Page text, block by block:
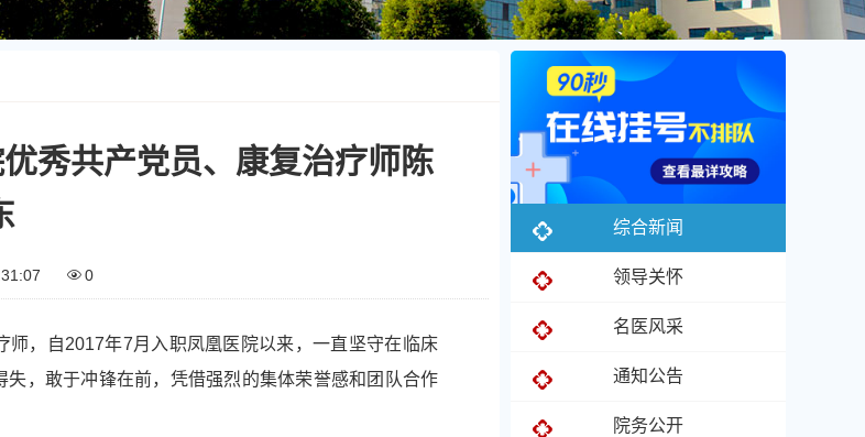
秀共产党员、康复治疗师陈
0
，自2017年7月入职凤凰医院以来，一直坚守在临床
，敢于冲锋在前，凭借强烈的集体荣誉感和团队合作
综合新闻
领导关怀
名医风采
通知公告
院务公开